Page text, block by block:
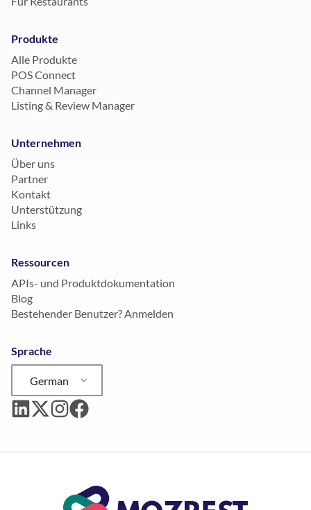
Produkte
Alle Produkte
POS Connect
Channel Manager
Listing & Review Manager
Unternehmen
Über uns
Partner
Kontakt
Unterstützung
Links
Ressourcen
APIs- und Produktdokumentation
Blog
Bestehender Benutzer? Anmelden
Sprache
German